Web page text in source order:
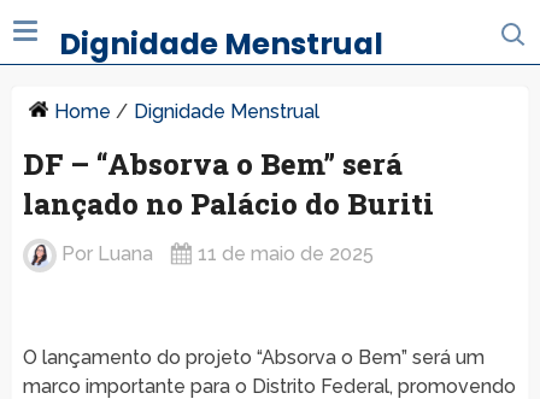
Dignidade Menstrual
Home / Dignidade Menstrual
DF – “Absorva o Bem” será
lançado no Palácio do Buriti
Por Luana 11 de maio de 2025
O lançamento do projeto “Absorva o Bem” será um
marco importante para o Distrito Federal, promovendo